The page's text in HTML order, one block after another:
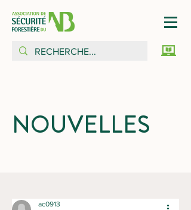
NOUVELLES
ac0913